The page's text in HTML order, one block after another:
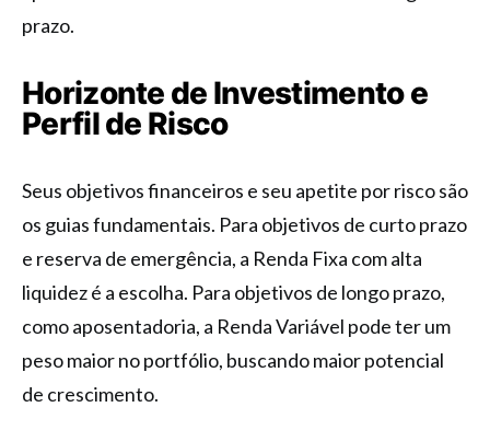
prazo.
Horizonte de Investimento e
Perfil de Risco
Seus objetivos financeiros e seu apetite por risco são
os guias fundamentais. Para objetivos de curto prazo
e reserva de emergência, a Renda Fixa com alta
liquidez é a escolha. Para objetivos de longo prazo,
como aposentadoria, a Renda Variável pode ter um
peso maior no portfólio, buscando maior potencial
de crescimento.